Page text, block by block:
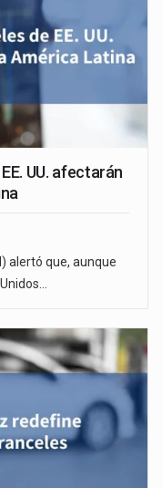
UU. afectarán
alertó que, aunque